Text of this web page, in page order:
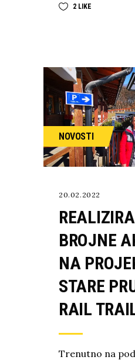
2 LIKE
NOVOSTI
20.02.2022
BROJNE
NA
STARE
RAIL
Trenutno na